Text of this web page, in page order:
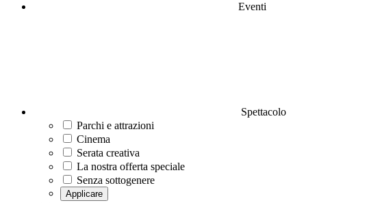
Eventi
Spettacolo
Parchi e attrazioni
Cinema
Serata creativa
La nostra offerta speciale
Senza sottogenere
Applicare